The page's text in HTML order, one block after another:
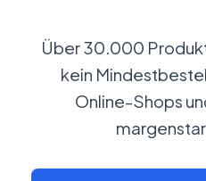
Über 30.000
kein
Online-Shops